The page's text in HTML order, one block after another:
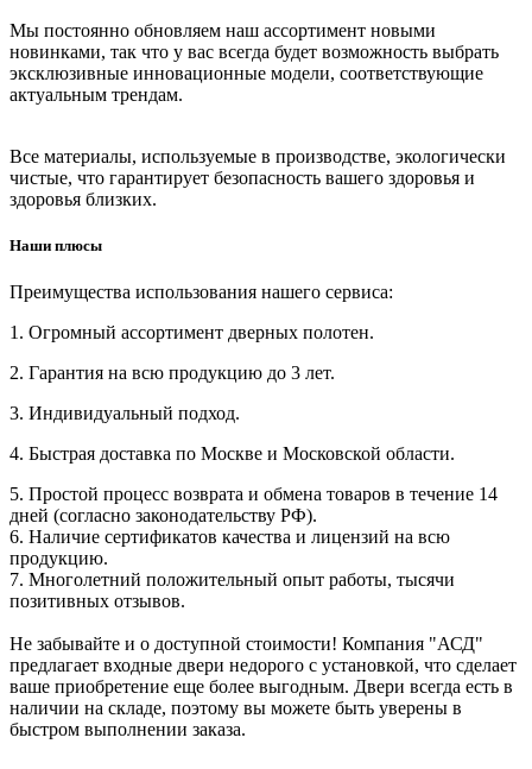
Мы постоянно обновляем наш ассортимент новыми
новинками, так что у вас всегда будет возможность выбрать
эксклюзивные инновационные модели, соответствующие
актуальным трендам.
Все материалы, используемые в производстве, экологически
чистые, что гарантирует безопасность вашего здоровья и
здоровья близких.
Наши плюсы
Преимущества использования нашего сервиса:
1. Огромный ассортимент дверных полотен.
2. Гарантия на всю продукцию до 3 лет.
3. Индивидуальный подход.
4. Быстрая доставка по Москве и Московской области.
5. Простой процесс возврата и обмена товаров в течение 14
дней (согласно законодательству РФ).
6. Наличие сертификатов качества и лицензий на всю
продукцию.
7. Многолетний положительный опыт работы, тысячи
позитивных отзывов.
Не забывайте и о доступной стоимости! Компания "АСД"
предлагает входные двери недорого с установкой, что сделает
ваше приобретение еще более выгодным. Двери всегда есть в
наличии на складе, поэтому вы можете быть уверены в
быстром выполнении заказа.